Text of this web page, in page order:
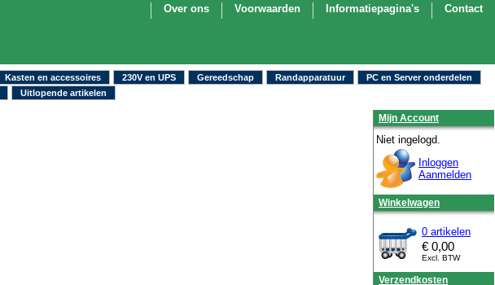
Contact
Informatiepagina's
Voorwaarden
Over ons
Kasten en accessoires 230V en UPS Gereedschap Randapparatuur
PC en Server onderdelen
Uitlopende artikelen
Mijn Account
Niet ingelogd.
Inloggen
Aanmelden
Winkelwagen
0 artikelen
€ 0,00
Excl. BTW
Verzendkosten